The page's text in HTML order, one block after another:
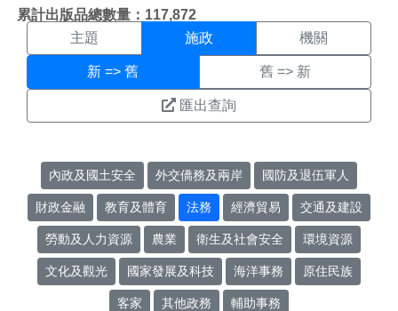
累計出版品總數量：117,872
主題 施政 機關
新 => 舊 舊 => 新
匯出查詢
內政及國土安全 外交僑務及兩岸 國防及退伍軍人
財政金融 教育及體育 法務 經濟貿易 交通及建設
勞動及人力資源 農業 衛生及社會安全 環境資源
文化及觀光 國家發展及科技 海洋事務 原住民族
客家 其他政務 輔助事務